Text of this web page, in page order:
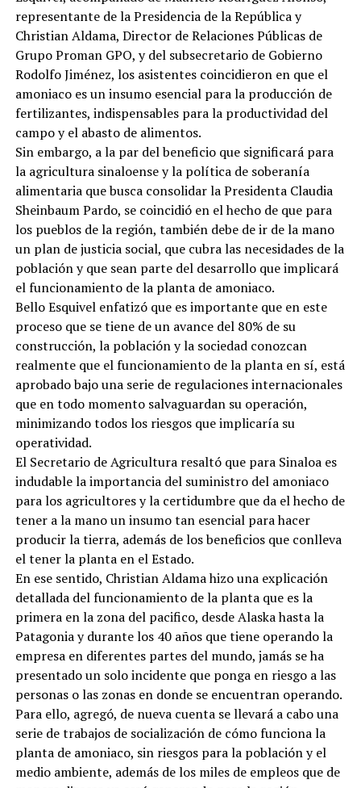
representante de la Presidencia de la República y
Christian Aldama, Director de Relaciones Públicas de
Grupo Proman GPO, y del subsecretario de Gobierno
Rodolfo Jiménez, los asistentes coincidieron en que el
amoniaco es un insumo esencial para la producción de
fertilizantes, indispensables para la productividad del
campo y el abasto de alimentos.
Sin embargo, a la par del beneficio que significará para
la agricultura sinaloense y la política de soberanía
alimentaria que busca consolidar la Presidenta Claudia
Sheinbaum Pardo, se coincidió en el hecho de que para
los pueblos de la región, también debe de ir de la mano
un plan de justicia social, que cubra las necesidades de la
población y que sean parte del desarrollo que implicará
el funcionamiento de la planta de amoniaco.
Bello Esquivel enfatizó que es importante que en este
proceso que se tiene de un avance del 80% de su
construcción, la población y la sociedad conozcan
realmente que el funcionamiento de la planta en sí, está
aprobado bajo una serie de regulaciones internacionales
que en todo momento salvaguardan su operación,
minimizando todos los riesgos que implicaría su
operatividad.
El Secretario de Agricultura resaltó que para Sinaloa es
indudable la importancia del suministro del amoniaco
para los agricultores y la certidumbre que da el hecho de
tener a la mano un insumo tan esencial para hacer
producir la tierra, además de los beneficios que conlleva
el tener la planta en el Estado.
En ese sentido, Christian Aldama hizo una explicación
detallada del funcionamiento de la planta que es la
primera en la zona del pacifico, desde Alaska hasta la
Patagonia y durante los 40 años que tiene operando la
empresa en diferentes partes del mundo, jamás se ha
presentado un solo incidente que ponga en riesgo a las
personas o las zonas en donde se encuentran operando.
Para ello, agregó, de nueva cuenta se llevará a cabo una
serie de trabajos de socialización de cómo funciona la
planta de amoniaco, sin riesgos para la población y el
medio ambiente, además de los miles de empleos que de